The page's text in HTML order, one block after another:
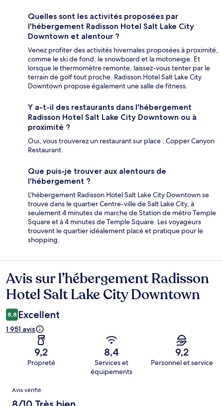
Quelles sont les activités proposées par
l'hébergement Radisson Hotel Salt Lake City
Downtown et alentour ?
Venez profiter des activités hivernales proposées à proximité,
comme le ski de fond, le snowboard et la motoneige. Et
lorsque le thermomètre remonte, laissez-vous tenter par le
terrain de golf tout proche. Radisson Hotel Salt Lake City
Downtown propose également une salle de fitness.
Y a-t-il des restaurants dans l'hébergement
Radisson Hotel Salt Lake City Downtown ou à
proximité ?
Oui, vous trouverez un restaurant sur place : Copper Canyon
Restaurant.
Que puis-je trouver aux alentours de
l'hébergement ?
L'hébergement Radisson Hotel Salt Lake City Downtown se
trouve dans le quartier Centre-ville de Salt Lake City, à
seulement 4 minutes de marche de Station de métro Temple
Square et à 4 minutes de Temple Square. Les voyageurs
trouvent le quartier idéalement placé et pratique pour le
shopping.
Avis
Avis sur l’hébergement Radisson
Hotel Salt Lake City Downtown
8,8 Excellent
1 951 avis
9,2
Propreté
8,4
Services et
équipements
9,2
Personnel et service
Avis
Avis vérifié